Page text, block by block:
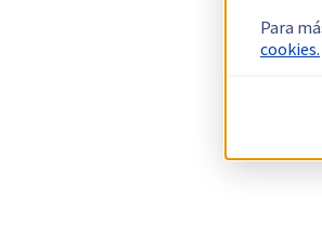
Para
cookies.